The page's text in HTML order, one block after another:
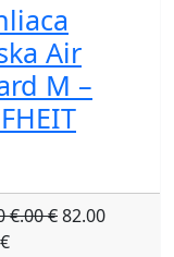
Air
M –
€.00 €82.00